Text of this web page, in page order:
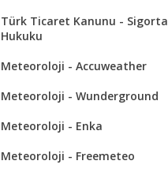
Türk Ticaret Kanunu - Sigorta
Hukuku
Meteoroloji - Accuweather
Meteoroloji - Wunderground
Meteoroloji - Enka
Meteoroloji - Freemeteo